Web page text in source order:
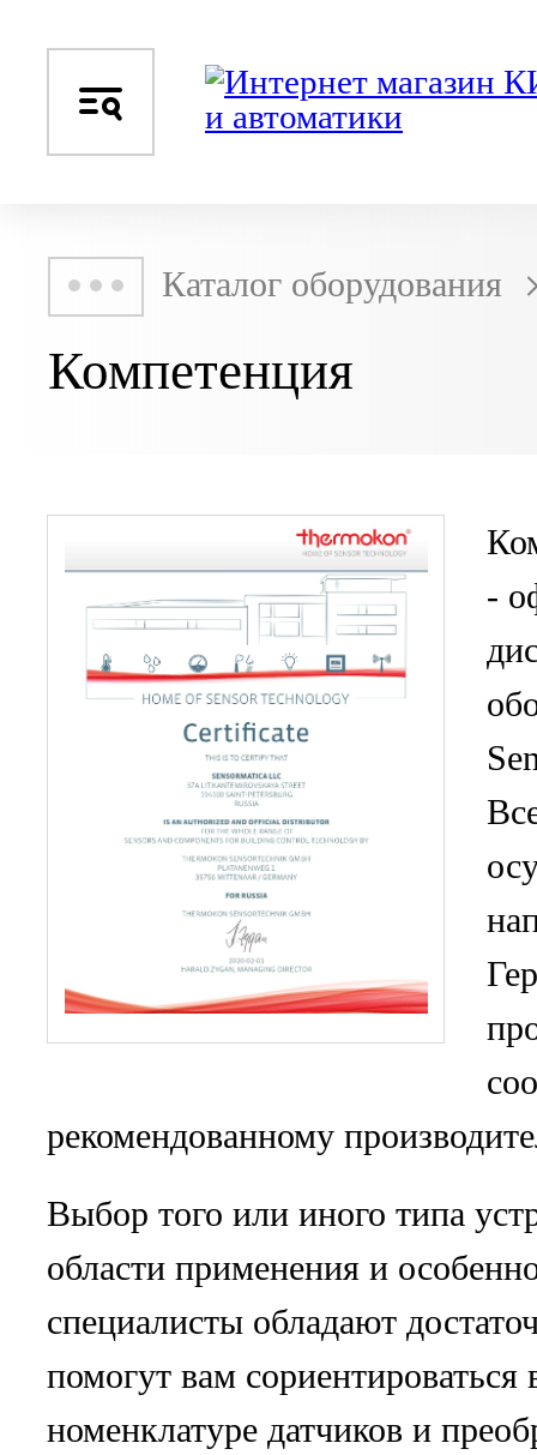
Каталог оборудования
Компетенция
-
рекомендованному
Выбор того или иного типа
области применения и
специалисты обладают
помогут вам
номенклатуре датчиков и